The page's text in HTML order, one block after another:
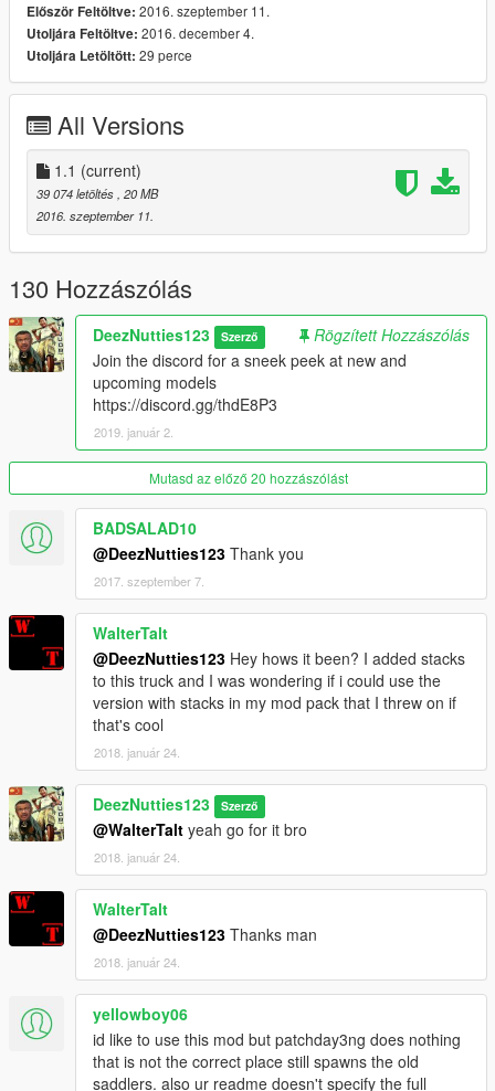
-Working lights
Bugs:
-none found
Először Feltöltve: 2016. szeptember 11.
Utoljára Feltöltve: 2016. december 4.
Utoljára Letöltött: 29 perce
All Versions
1.1 (current)
39 074 letöltés, 20 MB
2016. szeptember 11.
130 Hozzászólás
DeezNutties123 Szerző
Rögzített Hozzászólás
Join the discord for a sneek peek at new and
upcoming models
https://discord.gg/thdE8P3
2019. január 2.
Mutasd az előző 20 hozzászólást
BADSALAD10
@DeezNutties123 Thank you
2017. szeptember 7.
WalterTalt
@DeezNutties123 Hey hows it been? I added stacks
to this truck and I was wondering if i could use the
version with stacks in my mod pack that I threw on if
that's cool
2018. január 24.
DeezNutties123 Szerző
@WalterTalt yeah go for it bro
2018. január 24.
WalterTalt
@DeezNutties123 Thanks man
2018. január 24.
yellowboy06
id like to use this mod but patchday3ng does nothing
that is not the correct place still spawns the old
saddlers. also ur readme doesn't specify the full